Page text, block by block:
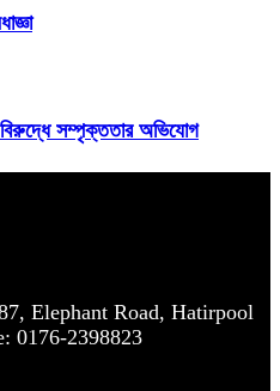
সম্পৃক্ততার অভিযোগ
Elephant Road, Hatirpool
0176-2398823